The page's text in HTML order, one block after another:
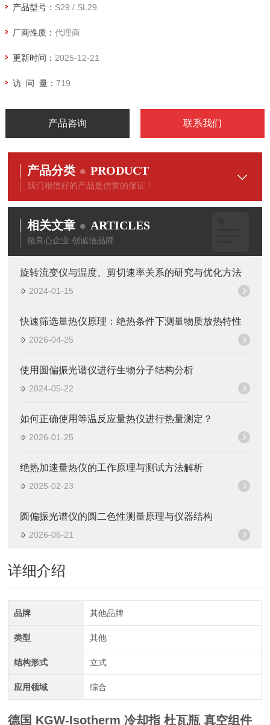
产品型号： S29 / SL29
厂商性质： 代理商
更新时间： 2025-12-21
访 问 量： 719
产品咨询 联系我们
产品分类 PRODUCT
我们相信好的产品是信誉的保证！
相关文章 ARTICLES
做良心企业 创诚信品牌
旋转流变仪与温度、剪切速率关系的研究与优化方法
2024-01-15
快速筛选量热仪原理：绝热条件下测量物质放热特性
2026-04-25
使用圆偏振光谱仪进行生物分子结构分析
2024-05-22
如何正确使用等温反应量热仪进行热量测定？
2026-01-25
绝热加速量热仪的工作原理与测试方法解析
2025-02-23
圆偏振光谱仪的圆二色性测量原理与仪器结构
2026-06-21
详细介绍
品牌 其他品牌
类型 其他
结构形式 立式
应用领域 综合
德国 KGW-Isotherm 冷却指 杜瓦瓶 真空组件